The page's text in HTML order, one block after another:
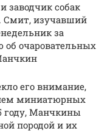
собак
Смит, изучавший
за
об очаровательных
его внимание,
миниатюрных
году, Манчкины
породой и их